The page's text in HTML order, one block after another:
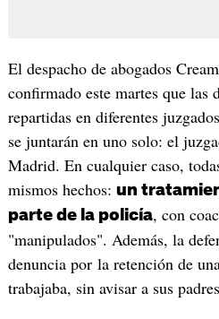
El despacho de abogados
confirmado este martes que las
repartidas en diferentes
se juntarán en uno solo: el
Madrid. En cualquier caso,
mismos hechos: un
parte de la policía, con
"manipulados". Además, la
denuncia por la retención de
trabajaba, sin avisar a sus